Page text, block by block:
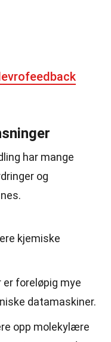
har mange
og
kjemiske
foreløpig mye
datamaskiner.
opp molekylære